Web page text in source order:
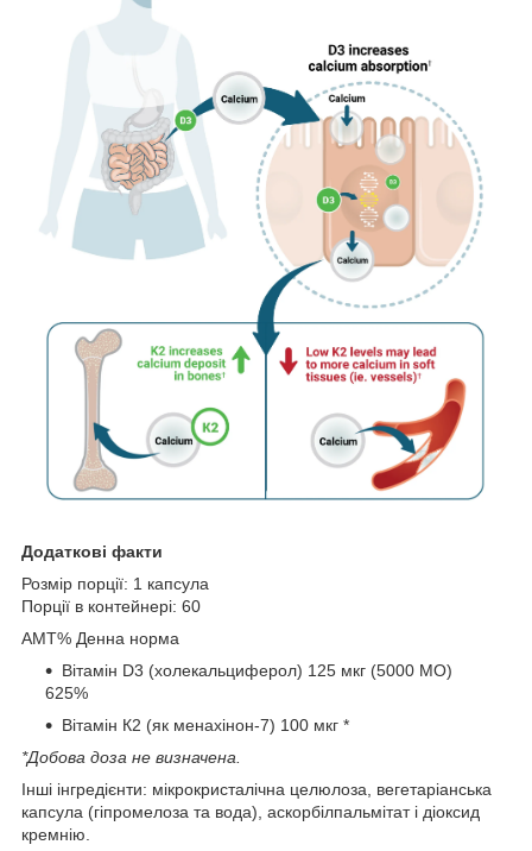
Додаткові факти
Розмір порції: 1 капсула
Порції в контейнері: 60
AMT% Денна норма
Вітамін D3 (холекальциферол) 125 мкг (5000 МО)
625%
Вітамін К2 (як менахінон-7) 100 мкг *
*Добова доза не визначена.
Інші інгредієнти: мікрокристалічна целюлоза, вегетаріанська
капсула (гіпромелоза та вода), аскорбілпальмітат і діоксид
кремнію.